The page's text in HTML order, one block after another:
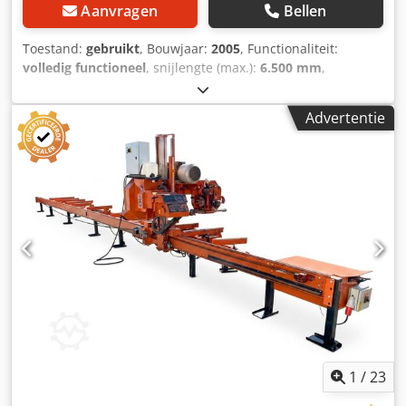
Aanvragen Bellen
Toestand: gebruikt, Bouwjaar: 2005, Functionaliteit:
volledig functioneel, snijlengte (max.): 6.500 mm,
, - Bouwjaar: 2005 - Elektrisch
schema - Elektromotor: 15 kW - Boom zaaglengte: tot 6,5
meter - Besturing: vaste bedieningsconsole Djdpfxjyrdg Ds
Abwsck - Extra uitrusting: - Hydraulische belading -
Hydraulische klem - Hydraulische draaier - Rollenregeling -
Schorsstripper (voor het verwijderen van schors vóór het
zagen) - Dubbelwerkende klem - Zij-aanstops -
Nivelleringsrollen Machineafmetingen: - Lengte: 750 cm -
Breedte: 220 cm - Hoogte: 240 cm - Gewicht ~1700 kg
Advertentie
1 /23